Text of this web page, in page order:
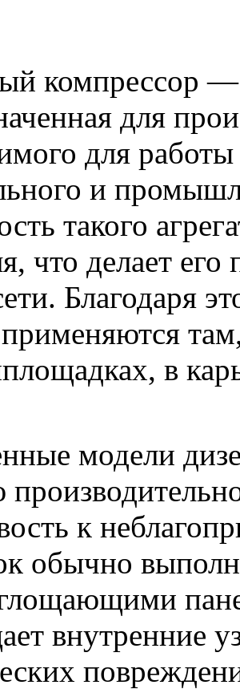
компрессор —
для
для
и
такого
что делает
Благодаря
в
модели
к
обычно
внутренние